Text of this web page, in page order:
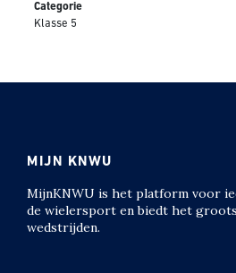
Categorie
Klasse 5
MIJN KNWU
MijnKNWU is het platform voor
de wielersport en biedt het
wedstrijden.